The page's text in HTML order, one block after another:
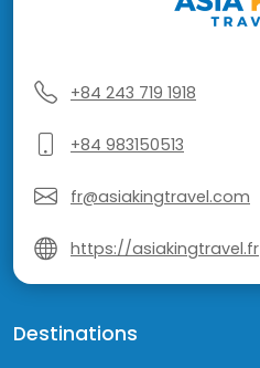
+84 243 719 1918
+84 983150513
fr@asiakingtravel.com
https://asiakingtravel.fr
Destinations